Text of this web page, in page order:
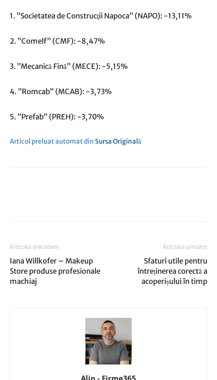
1. ”Societatea de Construcţii Napoca” (NAPO): -13,11%
2. ”Comelf” (CMF): -8,47%
3. ”Mecanică Fină” (MECE): -5,15%
4. ”Romcab” (MCAB): -3,73%
5. ”Prefab” (PREH): -3,70%
Articol preluat automat dinSursa Originală
Articolul precedent
Iana Willkofer – Makeup
Store produse profesionale
machiaj
Articolul următor
Sfaturi utile pentru
întreținerea corectă a
acoperișului în timp
Alin - Firme365